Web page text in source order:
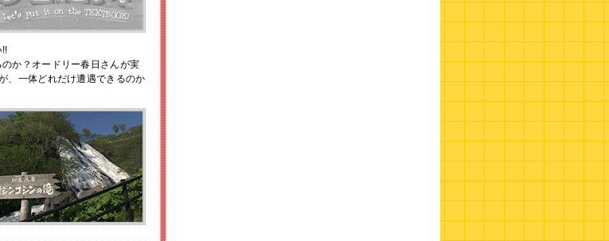
!!
か？オードリー春日さんが実
、一体どれだけ遭遇できるのか